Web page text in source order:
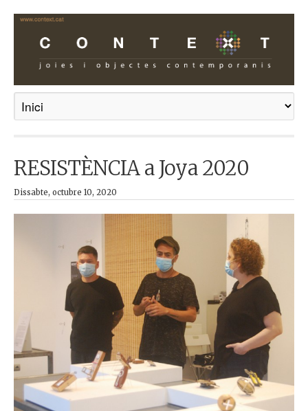
RESISTÈNCIA a Joya 2020
Dissabte, octubre 10, 2020